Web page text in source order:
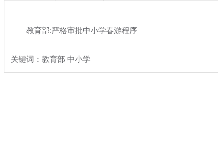
教育部:严格审批中小学春游程序
关键词：教育部 中小学